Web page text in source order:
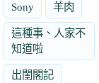
Sony 羊肉
這種事、人家不
知道啦
出閨閣記